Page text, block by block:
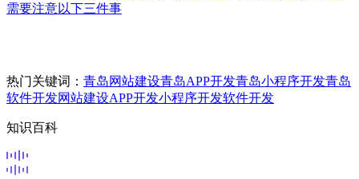
需要注意以下三件事
热门关键词： 青岛网站建设青岛APP开发青岛小程序开发青岛
软件开发网站建设APP开发小程序开发软件开发
知识百科